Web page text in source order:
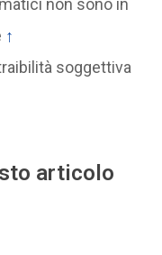
non sono in
↑
soggettiva
articolo